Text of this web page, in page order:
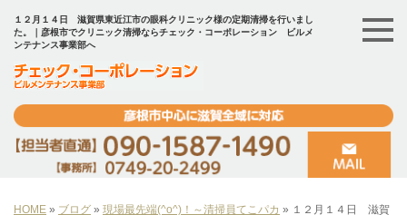
１２月１４日 滋賀県東近江市の眼科クリニック様の定期清掃を行いまし
た。｜彦根市でクリニック清掃ならチェック・コーポレーション ビルメ
ンテナンス事業部へ
HOME » ブログ » 現場最先端(^o^)！～清掃員てこパカ » １２月１４日 滋賀